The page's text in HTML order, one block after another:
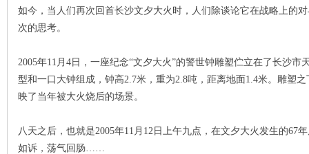
如今，当人们再次回首长沙文夕大火时，人们除谈论它在战略上的
次的思考。
2005年11月4日，一座纪念“文夕大火”的警世钟雕塑伫立在了长沙
型和一口大钟组成，钟高2.7米，重为2.8吨，距离地面1.4米。雕塑
映了当年被大火烧后的场景。
八天之后，也就是2005年11月12日上午九点，在文夕大火发生的67
如诉，荡气回肠……